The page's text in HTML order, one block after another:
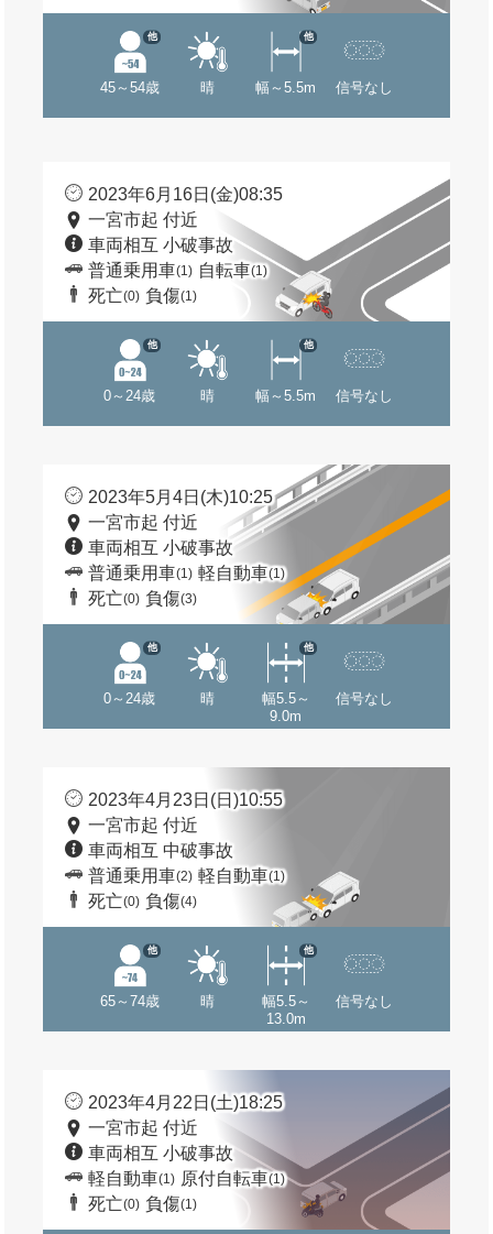
45～54歳
他
晴 幅～5.5m
他
信号なし
2023年6月16日(金)08:35
一宮市起 付近
車両相互 小破事故
普通乗用車(1) 自転車(1)
死亡(0) 負傷(1)
0～24歳
他
晴 幅～5.5m
他
信号なし
2023年5月4日(木)10:25
一宮市起 付近
車両相互 小破事故
普通乗用車(1) 軽自動車(1)
死亡(0) 負傷(3)
0～24歳
他
晴
幅5.5～
9.0m
他
信号なし
2023年4月23日(日)10:55
一宮市起 付近
車両相互 中破事故
普通乗用車(2) 軽自動車(1)
死亡(0) 負傷(4)
65～74歳
他
晴
幅5.5～
13.0m
他
信号なし
2023年4月22日(土)18:25
一宮市起 付近
車両相互 小破事故
軽自動車(1) 原付自転車(1)
死亡(0) 負傷(1)